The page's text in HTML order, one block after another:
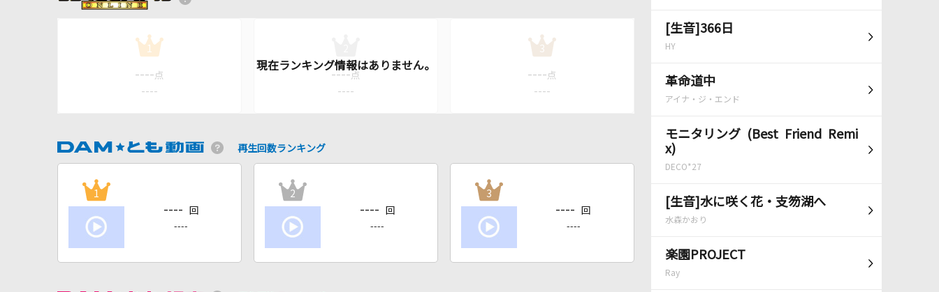
[生音]366日
HY
革命道中
アイナ・ジ・エンド
モニタリング (Best Friend Remi
x)
DECO*27
[生音]水に咲く花・支笏湖へ
水森かおり
楽園PROJECT
Ray
1
---- 点
----
---- 点
----
3
---- 点
----
再生回数ランキング
1
---- 回
----
2
---- 回
----
3
---- 回
----